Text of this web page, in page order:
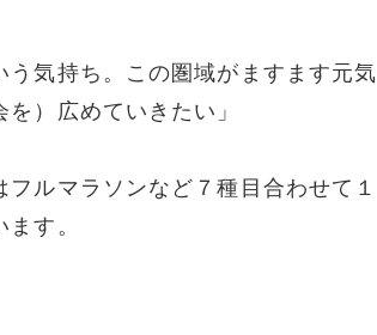
う気持ち。この圏域がますます元気
）広めていきたい」
ルマラソンなど７種目合わせて１
す。